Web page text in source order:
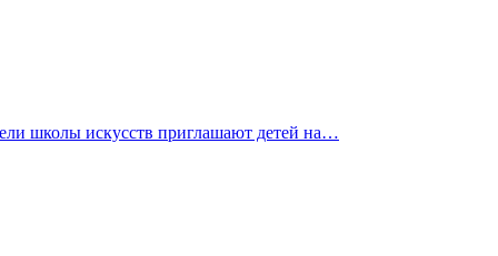
школы искусств приглашают детей на…